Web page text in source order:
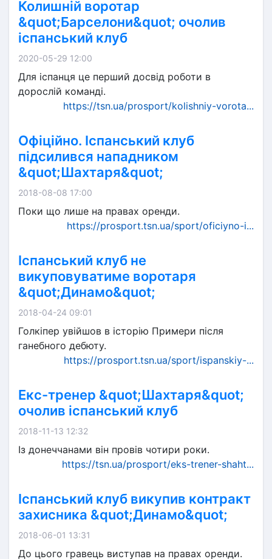
Колишній воротар
&quot;Барселони&quot; очолив
іспанський клуб
2020-05-29 12:00
Для іспанця це перший досвід роботи в
дорослій команді.
https://tsn.ua/prosport/kolishniy-vorota...
Офіційно. Іспанський клуб
підсилився нападником
&quot;Шахтаря&quot;
2018-08-08 17:00
Поки що лише на правах оренди.
https://prosport.tsn.ua/sport/oficiyno-i...
Іспанський клуб не
викуповуватиме воротаря
&quot;Динамо&quot;
2018-04-24 09:01
Голкіпер увійшов в історію Примери після
ганебного дебюту.
https://prosport.tsn.ua/sport/ispanskiy-...
Екс-тренер &quot;Шахтаря&quot;
очолив іспанський клуб
2018-11-13 12:32
Із донеччанами він провів чотири роки.
https://tsn.ua/prosport/eks-trener-shaht...
Іспанський клуб викупив контракт
захисника &quot;Динамо&quot;
2018-06-01 13:31
До цього гравець виступав на правах оренди.